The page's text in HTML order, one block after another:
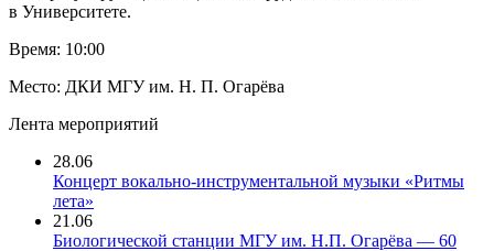
в Университете.
Время: 10:00
Место: ДКИ МГУ им. Н. П. Огарёва
Лента мероприятий
28.06
Концерт вокально-инструментальной музыки «Ритмы
лета»
21.06
Биологической станции МГУ им. Н.П. Огарёва — 60